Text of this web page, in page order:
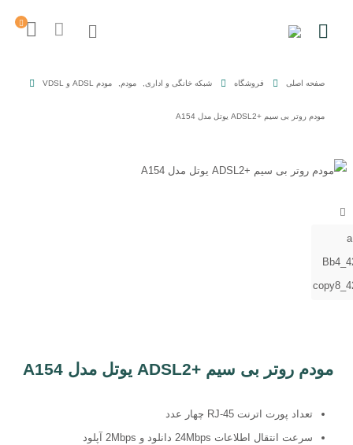
صفحه اصلی فروشگاه شبکه خانگی و اداری مودم مودم ADSL و VDSL
مودم روتر بی سیم +ADSL2 یوتل مدل A154
مودم روتر بی سیم +ADSL2 یوتل مدل A154
تعداد پورت اترنت RJ-45 چهار عدد
سرعت انتقال اطلاعات 24Mbps دانلود و 2Mbps آپلود